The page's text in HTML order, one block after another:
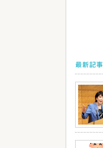
最新記事